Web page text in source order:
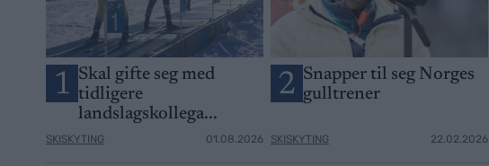
1 Skal gifte seg med
tidligere
landslagskollega...
SKISKYTING 01.08.2026
2 Snapper til seg Norges
gulltrener
SKISKYTING 22.02.2026